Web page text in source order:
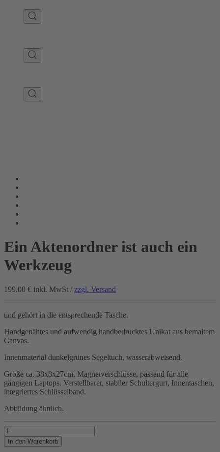
Ein Aktenordner ist auch ein
Werkzeug
199.00 € inkl. MwSt / zzgl. Versand
und gehört in die entsprechende Tasche.
Handgenähtes und aufwendig handbedrucktes Unikat aus bemaltem
Canvas.
Innenmaterial dunkelgrünes Segeltuch, wasserabweisend.
Größe ca. 38x8x27cm, Magnetverschlüsse, passend für alle
gängigen Laptops. Verstellbarer, stabiler Schultergurt, Innentaschen,
integriertes Schlüsselband.
Abbildung ähnlich.
Ein
Aktenordner
ist
In den Warenkorb